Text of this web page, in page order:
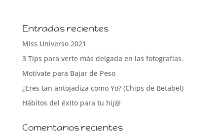
Entradas recientes
Miss Universo 2021
3 Tips para verte más delgada en las fotografías.
Motívate para Bajar de Peso
¿Eres tan antojadiza como Yo? (Chips de Betabel)
Hábitos del éxito para tu hij@
Comentarios recientes